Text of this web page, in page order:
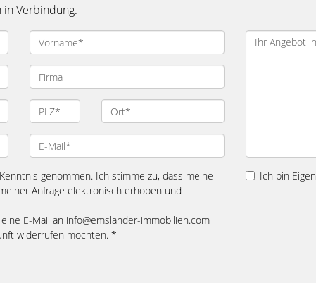
in Verbindung.
genommen. Ich stimme zu, dass meine
Anfrage elektronisch erhoben und
E-Mail an info@emslander-immobilien.com
widerrufen möchten. *
Ich bin